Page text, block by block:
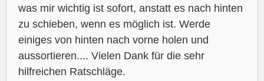
was mir wichtig ist sofort, anstatt es nach hinten
zu schieben, wenn es möglich ist. Werde
einiges von hinten nach vorne holen und
aussortieren.... Vielen Dank für die sehr
hilfreichen Ratschläge.